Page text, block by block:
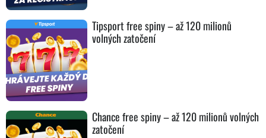
Tipsport free spiny – až 120 milionů
volných zatočení
Chance free spiny – až 120 milionů volných
zatočení